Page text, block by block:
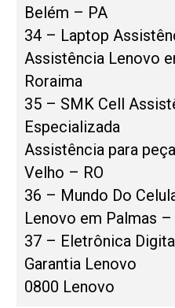
Belém – PA
34 – Laptop
Assistência Lenovo
Roraima
35 – SMK Cell
Especializada
Assistência para
Velho – RO
36 – Mundo Do
Lenovo em Palmas –
37 – Eletrônica
Garantia Lenovo
0800 Lenovo